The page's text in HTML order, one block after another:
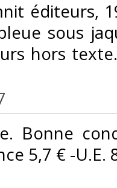
éditeurs,
sous
hors
Bonne
5,7 € -U.E.